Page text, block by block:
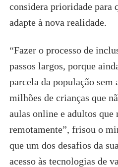
considera prioridade para
adapte à nova realidade.
“Fazer o processo de
passos largos, porque
parcela da população sem
milhões de crianças que
aulas online e adultos
remotamente”, frisou o
que um dos desafios da
acesso às tecnologias de